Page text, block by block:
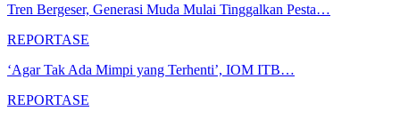
Tren Bergeser, Generasi Muda Mulai Tinggalkan Pesta…
REPORTASE
‘Agar Tak Ada Mimpi yang Terhenti’, IOM ITB…
REPORTASE